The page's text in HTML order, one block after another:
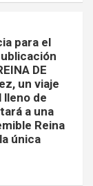
para el
DE
un viaje
de
a una
Reina
única